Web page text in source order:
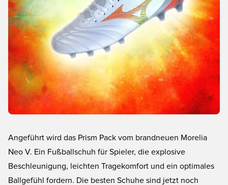
Angeführt wird das Prism Pack vom brandneuen Morelia
Neo V. Ein Fußballschuh für Spieler, die explosive
Beschleunigung, leichten Tragekomfort und ein optimales
Ballgefühl fordern. Die besten Schuhe sind jetzt noch